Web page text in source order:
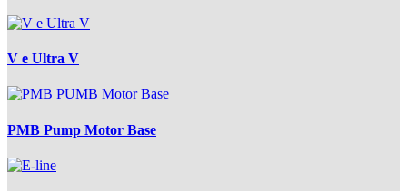
V e Ultra V
PMB Pump Motor Base